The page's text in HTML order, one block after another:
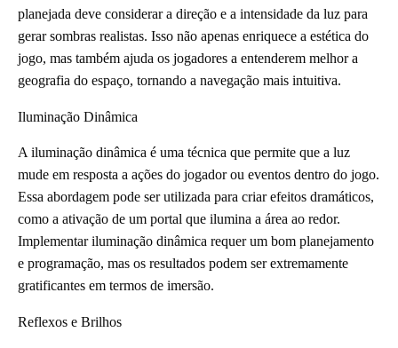
planejada deve considerar a direção e a intensidade da luz para
gerar sombras realistas. Isso não apenas enriquece a estética do
jogo, mas também ajuda os jogadores a entenderem melhor a
geografia do espaço, tornando a navegação mais intuitiva.
Iluminação Dinâmica
A iluminação dinâmica é uma técnica que permite que a luz
mude em resposta a ações do jogador ou eventos dentro do jogo.
Essa abordagem pode ser utilizada para criar efeitos dramáticos,
como a ativação de um portal que ilumina a área ao redor.
Implementar iluminação dinâmica requer um bom planejamento
e programação, mas os resultados podem ser extremamente
gratificantes em termos de imersão.
Reflexos e Brilhos